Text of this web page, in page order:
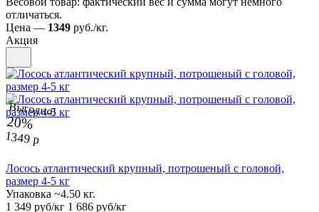
отличаться.
Цена — 1349 руб./кг.
Акция
Выгодно!
20%
1349 р
Лосось атлантический крупный, потрошеный с головой,
размер 4-5 кг
Упаковка ~4.50 кг.
1 349 руб/кг 1 686 руб/кг